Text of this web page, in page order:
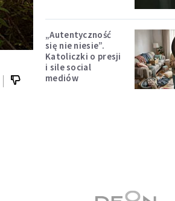
„Autentyczność
się nie niesie”.
Katoliczki o presji
i sile social
mediów